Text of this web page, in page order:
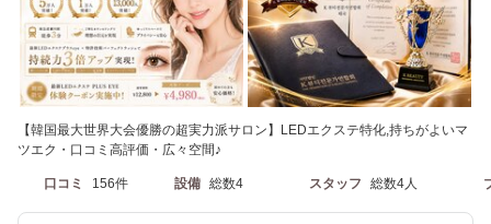
【韓国最大世界大会優勝の超実力派サロン】LEDエクステ特化,持ちがよいマ
ツエク・口コミ高評価・広々空間♪
口コミ 156件 設備 総数4 スタッフ 総数4人